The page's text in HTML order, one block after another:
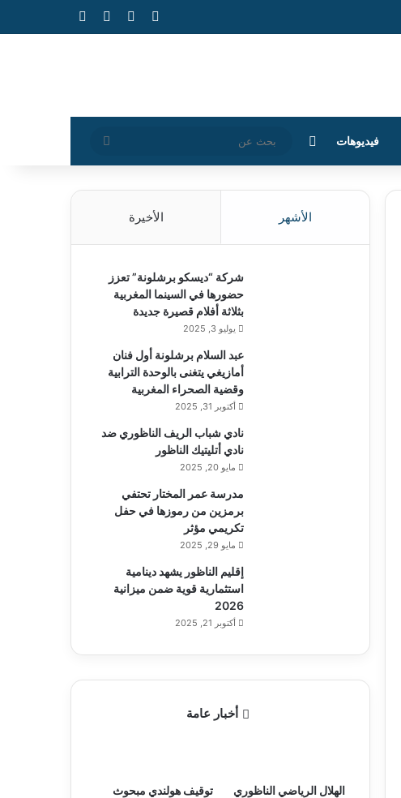
فيسبوك ‫YouTube
فيديوهات الوضع المظلم
عن
الأشهر الأخيرة
شركة “ديسكو برشلونة” تعزز
حضورها في السينما المغربية
بثلاثة أفلام قصيرة جديدة
يوليو 3, 2025
عبد السلام برشلونة أول فنان
أمازيغي يتغنى بالوحدة الترابية
وقضية الصحراء المغربية
أكتوبر 31, 2025
نادي شباب الريف الناظوري ضد
نادي أتليتيك الناظور
مايو 20, 2025
مدرسة عمر المختار تحتفي
برمزين من رموزها في حفل
تكريمي مؤثر
مايو 29, 2025
إقليم الناظور يشهد دينامية
استثمارية قوية ضمن ميزانية
2026
أكتوبر 21, 2025
أخبار عامة
الهلال الرياضي الناظوري
توقيف هولندي مبحوث